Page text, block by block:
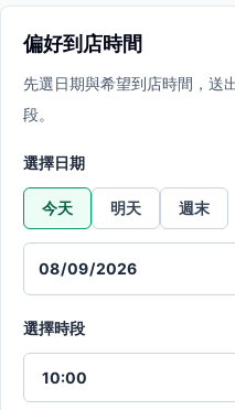
偏好到店時間
先選日期與希望到店時間，送
段。
選擇日期
今天 明天 週末
選擇時段